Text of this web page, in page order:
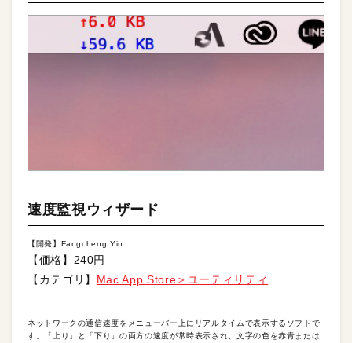
速度監視ウィザード
【開発】Fangcheng Yin
【価格】240円
【カテゴリ】 Mac App Store＞ユーティリティ
ネットワークの通信速度をメニューバー上にリアルタイムで表示するソフトで
す。「上り」と「下り」の両方の速度が常時表示され、文字の色を赤青または